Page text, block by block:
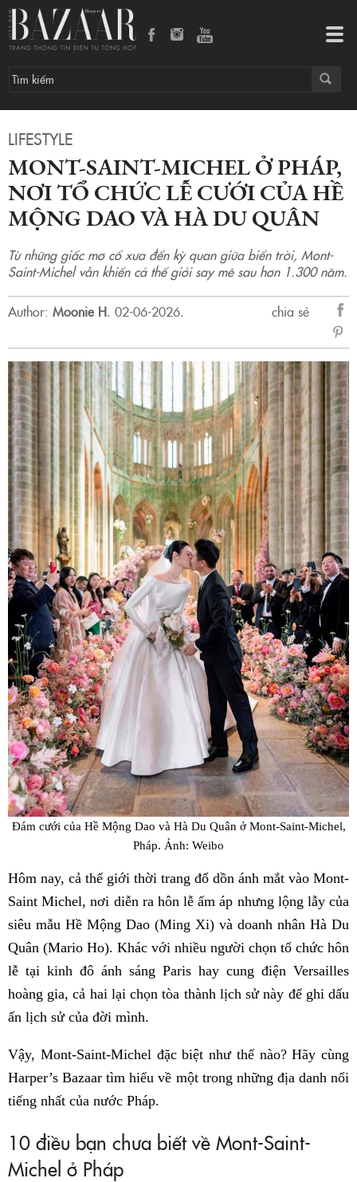
LIFESTYLE
MONT-SAINT-MICHEL Ở PHÁP,
NƠI TỔ CHỨC LỄ CƯỚI CỦA HỀ
MỘNG DAO VÀ HÀ DU QUÂN
Từ những giấc mơ cổ xưa đến kỳ quan giữa biển trời, Mont-
Saint-Michel vẫn khiến cả thế giới say mê sau hơn 1.300 năm.
Author: Moonie H. 02-06-2026.
chia sẻ
sẻ
Đám cưới của Hề Mộng Dao và Hà Du Quân ở Mont-Saint-Michel,
Pháp. Ảnh: Weibo
Hôm nay, cả thế giới thời trang đổ dồn ánh mắt vào Mont-
Saint Michel, nơi diễn ra hôn lễ ấm áp nhưng lộng lẫy của
siêu mẫu Hề Mộng Dao (Ming Xi) và doanh nhân Hà Du
Quân (Mario Ho). Khác với nhiều người chọn tổ chức hôn
lễ tại kinh đô ánh sáng Paris hay cung điện Versailles
hoàng gia, cả hai lại chọn tòa thành lịch sử này để ghi dấu
ấn lịch sử của đời mình.
Vậy, Mont-Saint-Michel đặc biệt như thế nào? Hãy cùng
Harper’s Bazaar tìm hiểu về một trong những địa danh nổi
tiếng nhất của nước Pháp.
10 điều bạn chưa biết về Mont-Saint-
Michel ở Pháp